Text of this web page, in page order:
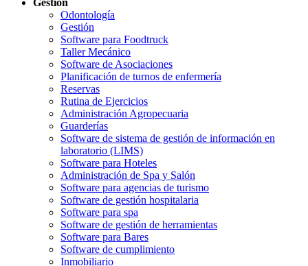
Odontología
Gestión
Software para Foodtruck
Taller Mecánico
Software de Asociaciones
Planificación de turnos de enfermería
Reservas
Rutina de Ejercicios
Administración Agropecuaria
Guarderías
Software de sistema de gestión de información en
laboratorio (LIMS)
Software para Hoteles
Administración de Spa y Salón
Software para agencias de turismo
Software de gestión hospitalaria
Software para spa
Software de gestión de herramientas
Software para Bares
Software de cumplimiento
Inmobiliario